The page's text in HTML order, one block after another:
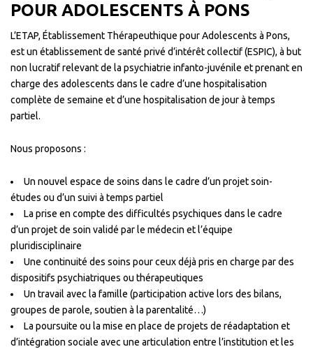
POUR ADOLESCENTS À PONS
L’ETAP, Établissement Thérapeuthique pour Adolescents à Pons,
est un établissement de santé privé d’intérêt collectif (ESPIC), à but
non lucratif relevant de la psychiatrie infanto-juvénile et prenant en
charge des adolescents dans le cadre d’une hospitalisation
complète de semaine et d’une hospitalisation de jour à temps
partiel.
Nous proposons :
Un nouvel espace de soins dans le cadre d’un projet soin-
études ou d’un suivi à temps partiel
La prise en compte des difficultés psychiques dans le cadre
d’un projet de soin validé par le médecin et l’équipe
pluridisciplinaire
Une continuité des soins pour ceux déjà pris en charge par des
dispositifs psychiatriques ou thérapeutiques
Un travail avec la famille (participation active lors des bilans,
groupes de parole, soutien à la parentalité…)
La poursuite ou la mise en place de projets de réadaptation et
d’intégration sociale avec une articulation entre l’institution et les